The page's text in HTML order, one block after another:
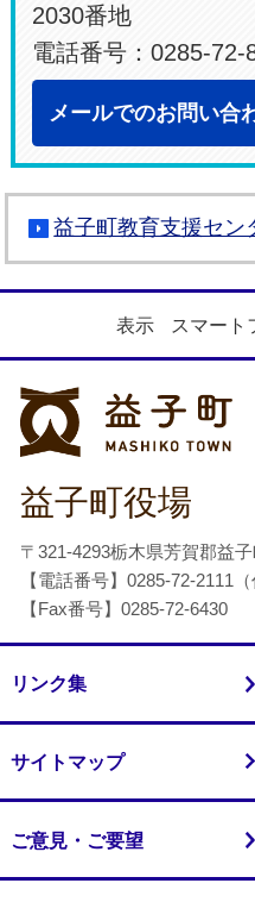
2030番地
電話番号：0285-72-
メールでのお問い合
益子町教育支援セン
表示 スマート
益子町役場
〒321-4293栃木県芳賀郡益
【電話番号】0285-72-2111（
【Fax番号】0285-72-6430
リンク集
サイトマップ
ご意見・ご要望